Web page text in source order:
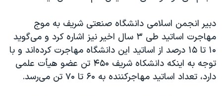
دبیر انجمن اسلامی دانشگاه صنعتی شریف به موج
مهاجرت اساتید طی ۳ سال اخیر نیز اشاره کرد و می‌گوید
۱۰ تا ۱۵ درصد از اساتید این دانشگاه مهاجرت کرده‌اند و با
توجه به اینکه دانشکاه شریف ۴۵۰ تن عضو هیأت علمی
دارد، تعداد اساتید مهاجرکننده به ۶۰ تا ۷۰ تن می‌رسد.